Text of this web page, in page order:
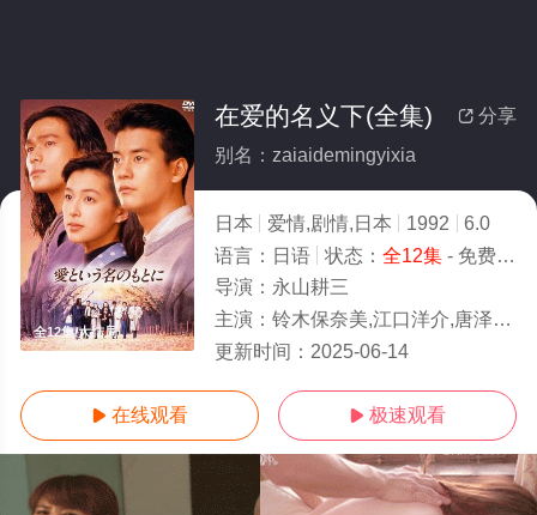
全12集/大结局
 分享
在爱的名义下(全集)
别名：zaiaidemingyixia
日本 爱情,剧情,日本 1992
6.0
语言： 日语 状态： 全12集- 免费在线观看
导演： 永山耕三
主演： 铃木保奈美,江口洋介,唐泽寿明,洞口依子,中岛宏海,中野英雄,夏川结衣,龙雷太,森本治行,山本耕史,石桥
更新时间： 2025-06-14
 在线观看  极速观看